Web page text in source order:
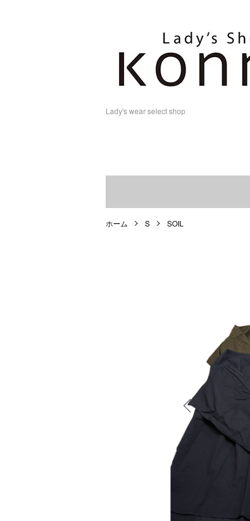
Lady's wear select shop
ホーム S SOIL